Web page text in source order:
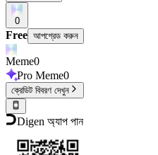
0
Free আপগ্রেড করুন
Meme0
Pro Meme0
ক্রেডিট বিবরণ দেখুন
Digen অ্যাপ পান